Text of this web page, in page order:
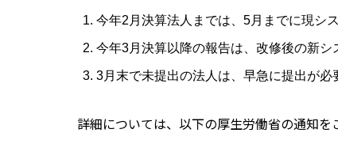
今年2月決算法人までは、5月までに現シ
今年3月決算以降の報告は、改修後の新シ
3月末で未提出の法人は、早急に提出が必
詳細については、以下の厚生労働省の通知を